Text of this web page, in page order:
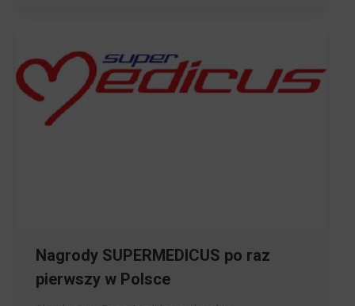
Nagrody SUPERMEDICUS po raz
pierwszy w Polsce